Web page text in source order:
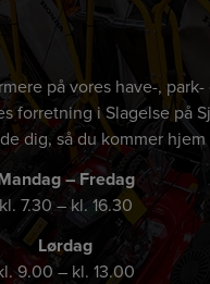
på vores have-, park-
forretning i Slagelse på
dig, så du kommer
– Fredag
kl. 7.30 – kl. 16.30
Lørdag
9.00 – kl. 13.00